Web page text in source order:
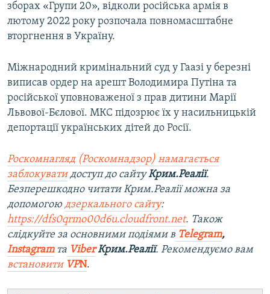
зборах «Групи 20», відколи російська армія в
лютому 2022 року розпочала повномасштабне
вторгнення в Україну.
Міжнародний кримінальний суд у Гаазі у березні
виписав ордер на арешт Володимира Путіна та
російської уповноваженої з прав дитини Марії
Львової-Бєлової. МКС підозрює їх у насильницькій
депортації українських дітей до Росії.
Роскомнагляд (Роскомнадзор) намагається
заблокуватидоступ до сайтуКрим.Реалії.
Безперешкодно читати Крим.Реалії можна за
допомогою дзеркального сайту:
https://dfs0qrmo00d6u.cloudfront.net. Також
слідкуйте за основними подіями в Telegram,
Instagramта ViberКрим.Реалії. Рекомендуємо вам
встановити VPN.